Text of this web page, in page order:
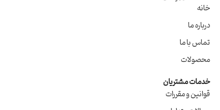
خانه
درباره ما
تماس با ما
محصولات
خدمات مشتریان
قوانین و مقررات